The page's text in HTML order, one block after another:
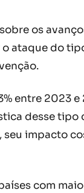
os
o ataque do
entre 2023 e
desse
impacto
com